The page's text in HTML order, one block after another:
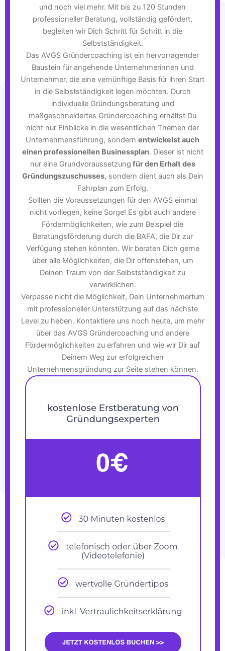
und noch viel mehr. Mit bis zu 120 Stunden
professioneller Beratung, vollständig gefördert,
begleiten wir Dich Schritt für Schritt in die
Selbstständigkeit.
Das AVGS Gründercoaching ist ein hervorragender
Baustein für angehende Unternehmerinnen und
Unternehmer, die eine vernünftige Basis für ihren Start
in die Selbstständigkeit legen möchten. Durch
individuelle Gründungsberatung und
maßgeschneidertes Gründercoaching erhältst Du
nicht nur Einblicke in die wesentlichen Themen der
Unternehmensführung, sondern entwickelst auch
einen professionellen Businessplan. Dieser ist nicht
nur eine Grundvoraussetzung für den Erhalt des
Gründungszuschusses, sondern dient auch als Dein
Fahrplan zum Erfolg.
Sollten die Voraussetzungen für den AVGS einmal
nicht vorliegen, keine Sorge! Es gibt auch andere
Fördermöglichkeiten, wie zum Beispiel die
Beratungsförderung durch die BAFA, die Dir zur
Verfügung stehen könnten. Wir beraten Dich gerne
über alle Möglichkeiten, die Dir offenstehen, um
Deinen Traum von der Selbstständigkeit zu
verwirklichen.
Verpasse nicht die Möglichkeit, Dein Unternehmertum
mit professioneller Unterstützung auf das nächste
Level zu heben. Kontaktiere uns noch heute, um mehr
über das AVGS Gründercoaching und andere
Fördermöglichkeiten zu erfahren und wie wir Dir auf
Deinem Weg zur erfolgreichen
Unternehmensgründung zur Seite stehen können.